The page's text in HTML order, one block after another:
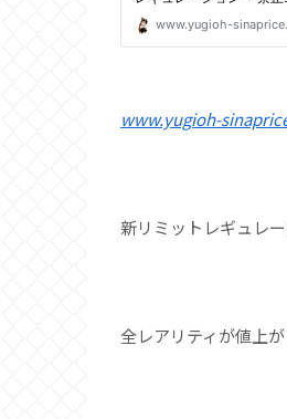
www.yugioh-
新リミットレギュレ
全レアリティが値上